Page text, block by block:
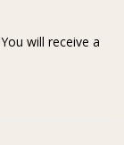
will receive a